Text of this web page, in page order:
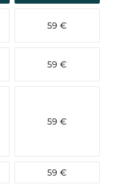
59 €
59 €
59 €
59 €